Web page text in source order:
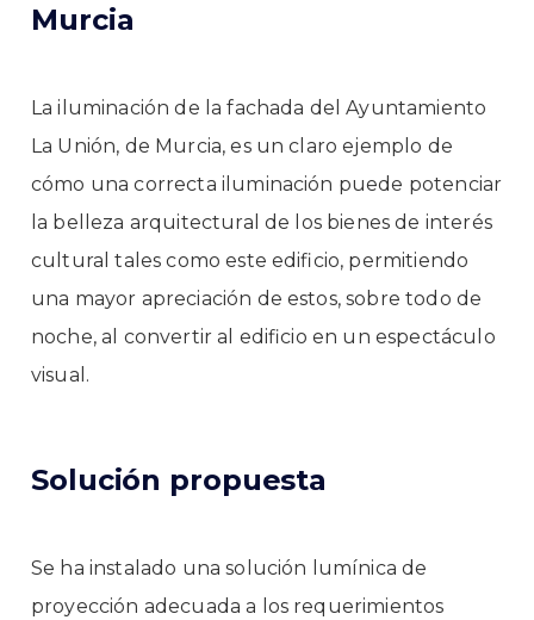
Murcia
La iluminación de la fachada del Ayuntamiento
La Unión, de Murcia, es un claro ejemplo de
cómo una correcta iluminación puede potenciar
la belleza arquitectural de los bienes de interés
cultural tales como este edificio, permitiendo
una mayor apreciación de estos, sobre todo de
noche, al convertir al edificio en un espectáculo
visual.
Solución propuesta
Se ha instalado una solución lumínica de
proyección adecuada a los requerimientos